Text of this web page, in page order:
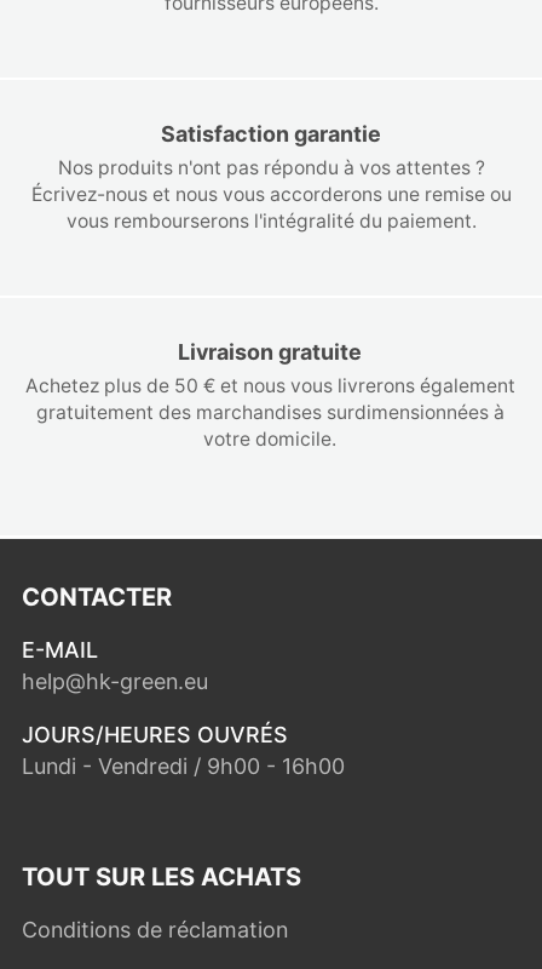
Satisfaction garantie
Nos produits n'ont pas répondu à vos attentes ?
Écrivez-nous et nous vous accorderons une remise ou
vous rembourserons l'intégralité du paiement.
Livraison gratuite
Achetez plus de 50 € et nous vous livrerons également
gratuitement des marchandises surdimensionnées à
votre domicile.
CONTACTER
E-MAIL
help@hk-green.eu
JOURS/HEURES OUVRÉS
Lundi - Vendredi / 9h00 - 16h00
TOUT SUR LES ACHATS
Conditions de réclamation